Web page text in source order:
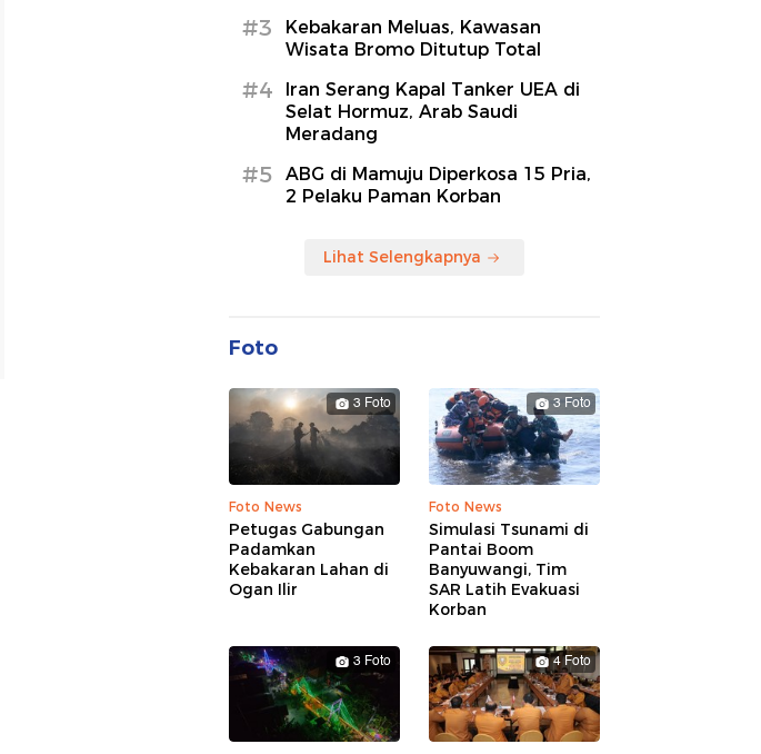
#3
Kebakaran Meluas, Kawasan
Wisata Bromo Ditutup Total
#4
Iran Serang Kapal Tanker UEA di
Selat Hormuz, Arab Saudi
Meradang
#5
ABG di Mamuju Diperkosa 15 Pria,
2 Pelaku Paman Korban
Lihat Selengkapnya
Foto
3 Foto
Foto News
Petugas Gabungan
Padamkan
Kebakaran Lahan di
Ogan Ilir
3 Foto
Foto News
Simulasi Tsunami di
Pantai Boom
Banyuwangi, Tim
SAR Latih Evakuasi
Korban
3 Foto 4 Foto